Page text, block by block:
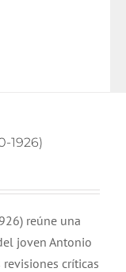
1926)
reúne una
joven Antonio
críticas